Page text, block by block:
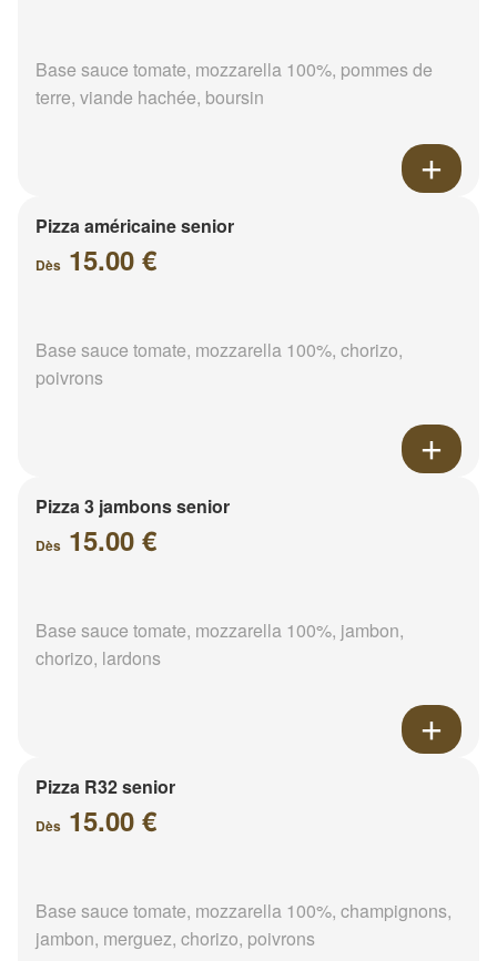
Base sauce tomate, mozzarella 100%, pommes de
terre, viande hachée, boursin
Pizza américaine senior
Dès 15.00 €
Base sauce tomate, mozzarella 100%, chorizo,
poivrons
Pizza 3 jambons senior
Dès 15.00 €
Base sauce tomate, mozzarella 100%, jambon,
chorizo, lardons
Pizza R32 senior
Dès 15.00 €
Base sauce tomate, mozzarella 100%, champignons,
jambon, merguez, chorizo, poivrons